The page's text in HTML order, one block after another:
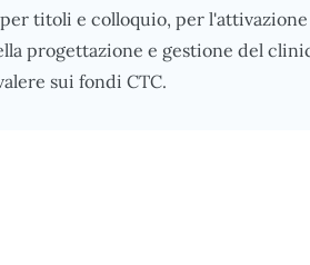
titoli e colloquio, per
progettazione e gestione del
sui fondi CTC.